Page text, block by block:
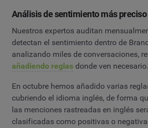
Análisis de sentimiento más preciso
Nuestros expertos auditan
detectan el sentimiento dentro de
analizando miles de conversaciones,
añadiendo reglas donde ven necesario.
En octubre hemos añadido varias
cubriendo el idioma inglés, de forma
las menciones rastreadas en inglés
clasificadas como positivas o